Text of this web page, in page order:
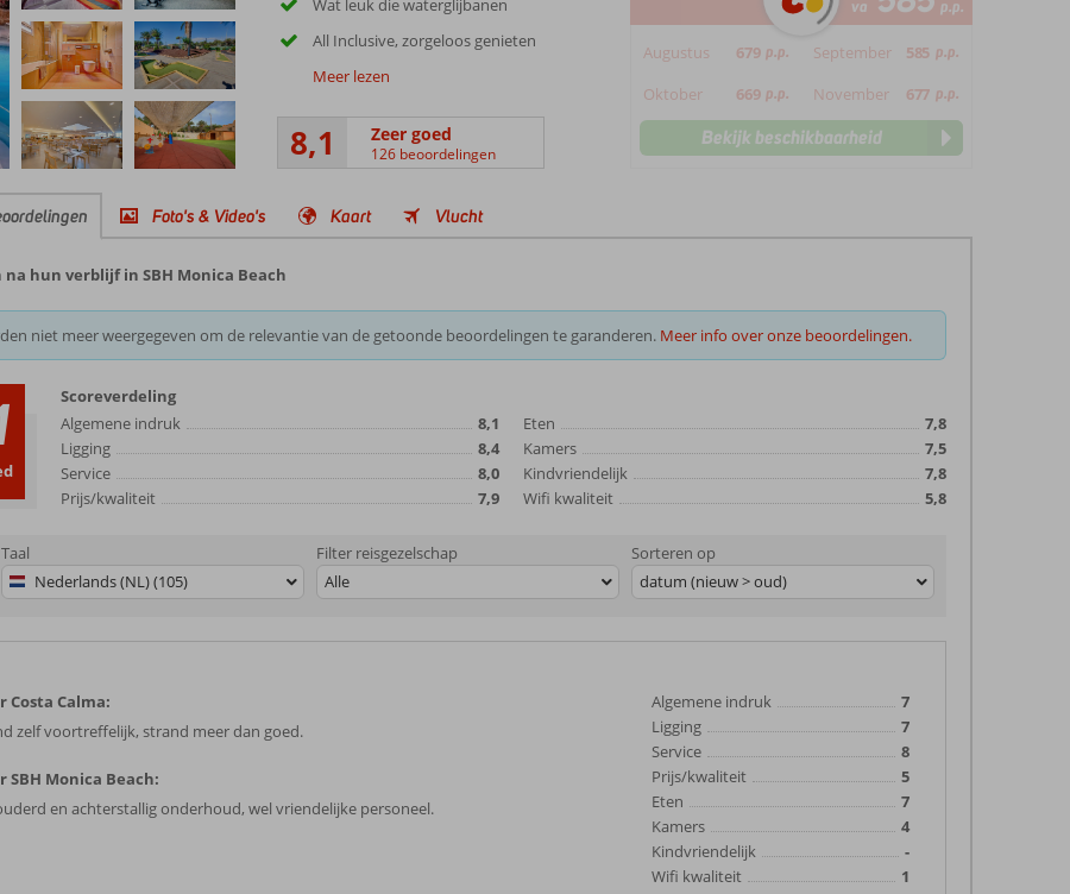
Wat leuk die waterglijbanen
All Inclusive, zorgeloos genieten
Meer lezen
8,1 Zeer goed
126 beoordelingen
va p.p.
Augustus 679 p.p. September 585 p.p.
Oktober 669 p.p. November 677 p.p.
Bekijk beschikbaarheid
Foto's & Video's Kaart Vlucht
hun verblijf in SBH Monica Beach
niet meer weergegeven om de relevantie van de getoonde beoordelingen te garanderen. Meer info over onze beoordelingen.
Scoreverdeling
Algemene indruk
8,1
Ligging
8,4
Service
8,0
Prijs/kwaliteit
7,9
Eten
7,8
Kamers
7,5
Kindvriendelijk
7,8
Wifi kwaliteit
5,8
Taal
Nederlands (NL) (105)
Filter reisgezelschap
Alle
Sorteren op
datum (nieuw > oud)
Costa Calma:
zelf voortreffelijk, strand meer dan goed.
SBH Monica Beach:
en achterstallig onderhoud, wel vriendelijke personeel.
Algemene indruk
7
Ligging
7
Service
8
Prijs/kwaliteit
5
Eten
7
Kamers
4
Kindvriendelijk
-
Wifi kwaliteit
1